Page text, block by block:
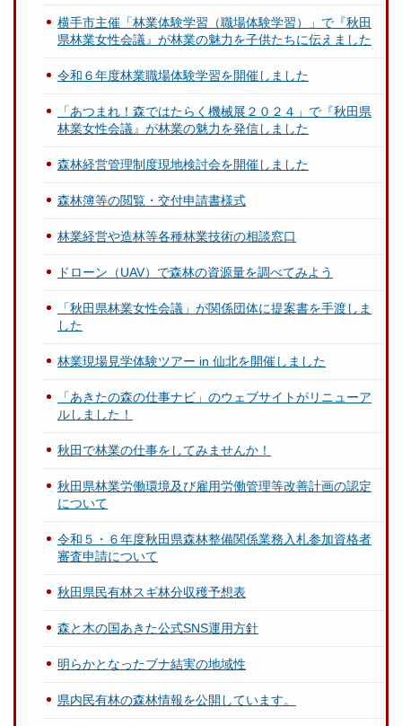
横手市主催「林業体験学習（職場体験学習）」で『秋田
県林業女性会議』が林業の魅力を子供たちに伝えました
令和６年度林業職場体験学習を開催しました
「あつまれ！森ではたらく機械展２０２４」で『秋田県
林業女性会議』が林業の魅力を発信しました
森林経営管理制度現地検討会を開催しました
森林簿等の閲覧・交付申請書様式
林業経営や造林等各種林業技術の相談窓口
ドローン（UAV）で森林の資源量を調べてみよう
「秋田県林業女性会議」が関係団体に提案書を手渡しま
した
林業現場見学体験ツアー in 仙北を開催しました
「あきたの森の仕事ナビ」のウェブサイトがリニューア
ルしました！
秋田で林業の仕事をしてみませんか！
秋田県林業労働環境及び雇用労働管理等改善計画の認定
について
令和５・６年度秋田県森林整備関係業務入札参加資格者
審査申請について
秋田県民有林スギ林分収穫予想表
森と木の国あきた公式SNS運用方針
明らかとなったブナ結実の地域性
県内民有林の森林情報を公開しています。